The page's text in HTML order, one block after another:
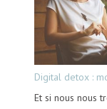
Digital detox :
Et si nous nous